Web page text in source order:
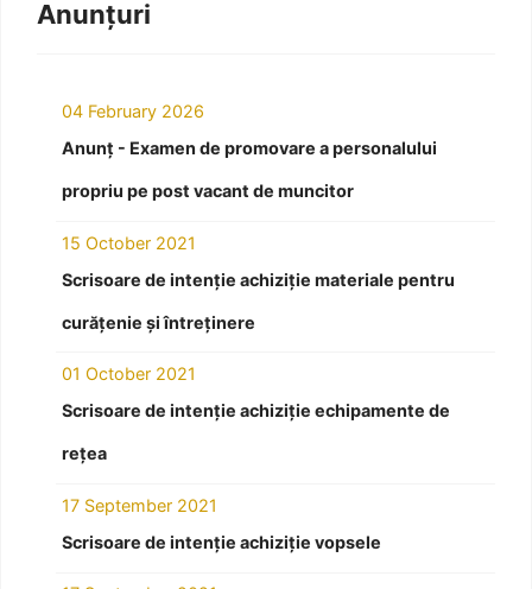
Anunțuri
04 February 2026
Anunț - Examen de promovare a personalului
propriu pe post vacant de muncitor
15 October 2021
Scrisoare de intenție achiziție materiale pentru
curățenie și întreținere
01 October 2021
Scrisoare de intenție achiziție echipamente de
rețea
17 September 2021
Scrisoare de intenție achiziție vopsele